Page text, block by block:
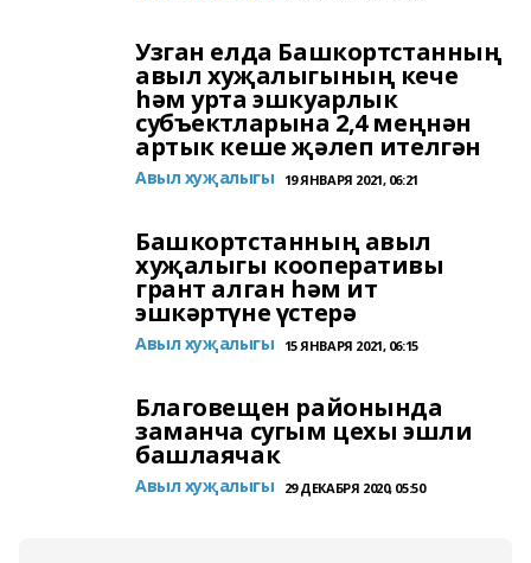
Узган елда Башкортстанның
авыл хуҗалыгының кече
һәм урта эшкуарлык
субъектларына 2,4 меңнән
артык кеше җәлеп ителгән
Авыл хуҗалыгы 19 ЯНВАРЯ 2021, 06:21
Башкортстанның авыл
хуҗалыгы кооперативы
грант алган һәм ит
эшкәртүне үстерә
Авыл хуҗалыгы 15 ЯНВАРЯ 2021, 06:15
Благовещен районында
заманча сугым цехы эшли
башлаячак
Авыл хуҗалыгы 29 ДЕКАБРЯ 2020, 05:50